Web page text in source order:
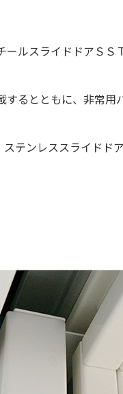
ルスライドドアＳ
るとともに、非常用
テンレススライドド